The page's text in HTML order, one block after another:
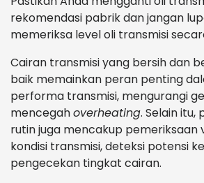
rekomendasi pabrik dan jangan
memeriksa level oli transmisi
Cairan transmisi yang bersih dan
baik memainkan peran penting
performa transmisi, mengurangi
mencegahoverheating. Selain itu,
rutin juga mencakup pemeriksaan
kondisi transmisi, deteksi potensi
pengecekan tingkat cairan.